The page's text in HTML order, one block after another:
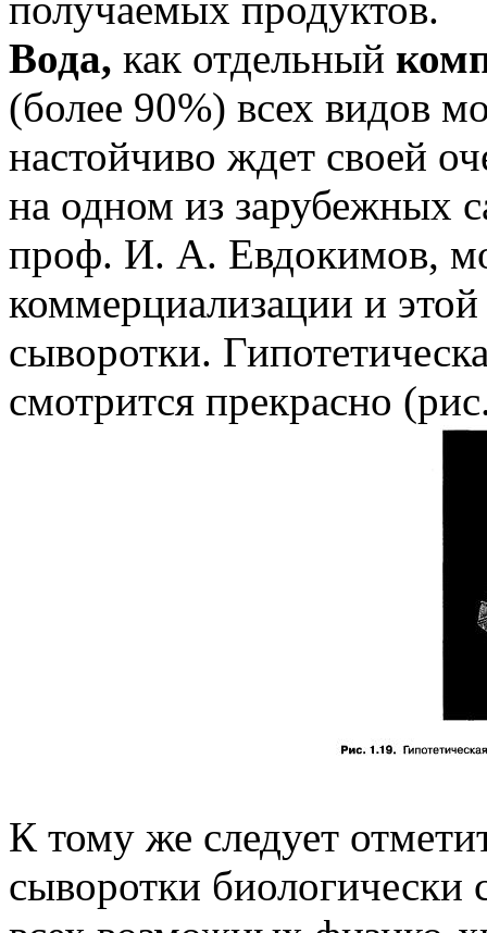
Вода, как отдельный
(более 90%) всех видов
настойчиво ждет своей
на одном из зарубежных
проф. И. А. Евдокимов,
коммерциализации и
сыворотки.
смотрится прекрасно
К тому же следует
сыворотки биологически